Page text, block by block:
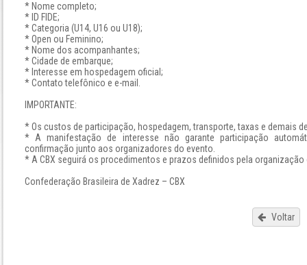
* Nome completo;
* ID FIDE;
* Categoria (U14, U16 ou U18);
* Open ou Feminino;
* Nome dos acompanhantes;
* Cidade de embarque;
* Interesse em hospedagem oficial;
* Contato telefônico e e-mail.
IMPORTANTE:
* Os custos de participação, hospedagem, transporte, taxas e demais
* A manifestação de interesse não garante participação
confirmação junto aos organizadores do evento.
* A CBX seguirá os procedimentos e prazos definidos pela organização
Confederação Brasileira de Xadrez – CBX
Voltar